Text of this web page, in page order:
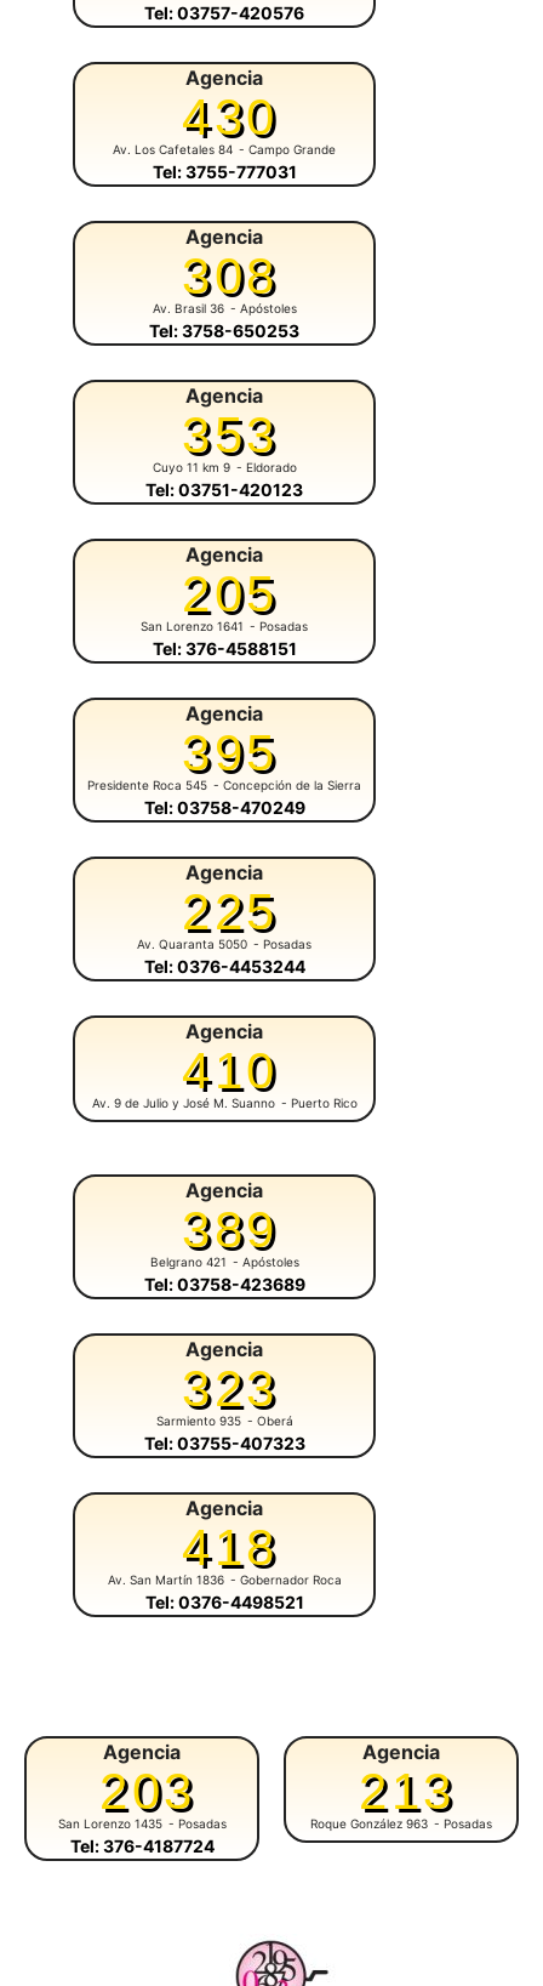
Tel: 03757-420576
Agencia
430
Av. Los Cafetales 84 - Campo Grande
Tel: 3755-777031
Agencia
308
Av. Brasil 36 - Apóstoles
Tel: 3758-650253
Agencia
353
Cuyo 11 km 9 - Eldorado
Tel: 03751-420123
Agencia
205
San Lorenzo 1641 - Posadas
Tel: 376-4588151
Agencia
395
Presidente Roca 545 - Concepción de la Sierra
Tel: 03758-470249
Agencia
225
Av. Quaranta 5050 - Posadas
Tel: 0376-4453244
Agencia
410
Av. 9 de Julio y José M. Suanno - Puerto Rico
Agencia
389
Belgrano 421 - Apóstoles
Tel: 03758-423689
Agencia
323
Sarmiento 935 - Oberá
Tel: 03755-407323
Agencia
418
Av. San Martín 1836 - Gobernador Roca
Tel: 0376-4498521
Agencia
203
San Lorenzo 1435 - Posadas
Tel: 376-4187724
Agencia
213
Roque González 963 - Posadas